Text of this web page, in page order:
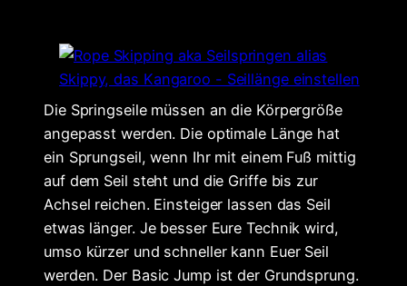
Die Springseile müssen an die Körpergröße
angepasst werden. Die optimale Länge hat
ein Sprungseil, wenn Ihr mit einem Fuß mittig
auf dem Seil steht und die Griffe bis zur
Achsel reichen. Einsteiger lassen das Seil
etwas länger. Je besser Eure Technik wird,
umso kürzer und schneller kann Euer Seil
werden. Der Basic Jump ist der Grundsprung.